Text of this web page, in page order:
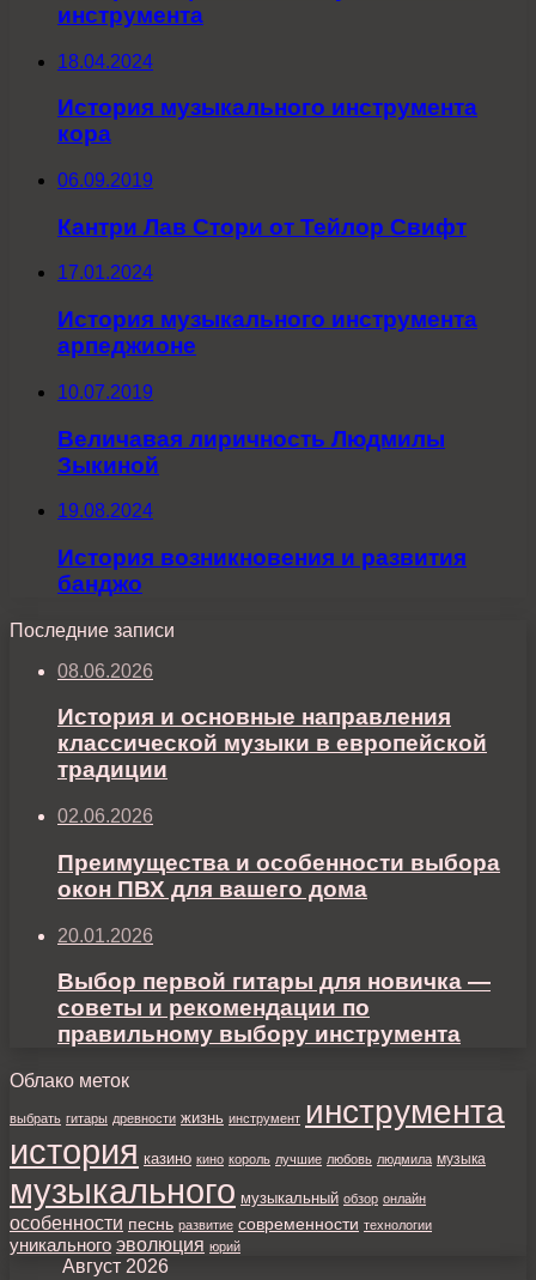
инструмента
18.04.2024
История музыкального инструмента
кора
06.09.2019
Кантри Лав Стори от Тейлор Свифт
17.01.2024
История музыкального инструмента
арпеджионе
10.07.2019
Величавая лиричность Людмилы
Зыкиной
19.08.2024
История возникновения и развития
банджо
Последние записи
08.06.2026
История и основные направления
классической музыки в европейской
традиции
02.06.2026
Преимущества и особенности выбора
окон ПВХ для вашего дома
20.01.2026
Выбор первой гитары для новичка —
советы и рекомендации по
правильному выбору инструмента
Облако меток
выбрать гитары древности жизнь инструмент инструмента
история казино кино король лучшие любовь людмила музыка
музыкального музыкальный обзор онлайн
особенности песнь развитие современности технологии
уникального эволюция юрий
Август 2026